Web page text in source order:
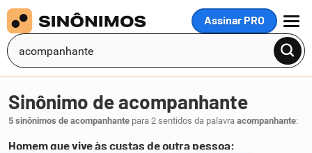
Assinar PRO
MENU
Sinônimo de acompanhante
5 sinônimos de acompanhante para 2 sentidos da palavra acompanhante:
Homem que vive às custas de outra pessoa: